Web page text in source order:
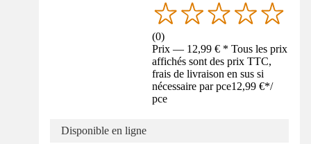
(0)
Prix — 12,99 € * Tous les prix
affichés sont des prix TTC,
frais de livraison en sus si
nécessaire par pce12,99 €*/
pce
Disponible en ligne